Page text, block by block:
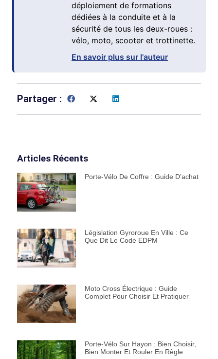
déploiement de formations
dédiées à la conduite et à la
sécurité de tous les deux-roues :
vélo, moto, scooter et trottinette.
En savoir plus sur l'auteur
Partager :
Articles Récents
Porte-Vélo De Coffre : Guide D’achat
Législation Gyroroue En Ville : Ce
Que Dit Le Code EDPM
Moto Cross Électrique : Guide
Complet Pour Choisir Et Pratiquer
Porte-Vélo Sur Hayon : Bien Choisir,
Bien Monter Et Rouler En Règle